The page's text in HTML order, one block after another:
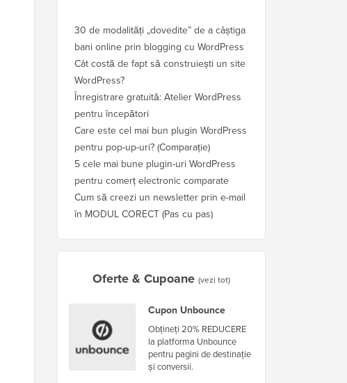
30 de modalități „dovedite” de a câștiga
bani online prin blogging cu WordPress
Cât costă de fapt să construiești un site
WordPress?
Înregistrare gratuită: Atelier WordPress
pentru începători
Care este cel mai bun plugin WordPress
pentru pop-up-uri? (Comparație)
5 cele mai bune plugin-uri WordPress
pentru comerț electronic comparate
Cum să creezi un newsletter prin e-mail
în MODUL CORECT (Pas cu pas)
Oferte & Cupoane (vezi tot)
Cupon Unbounce
Obțineți 20% REDUCERE
la platforma Unbounce
pentru pagini de destinație
și conversii.